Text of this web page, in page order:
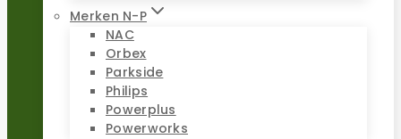
Merken N-P
NAC
Orbex
Parkside
Philips
Powerplus
Powerworks